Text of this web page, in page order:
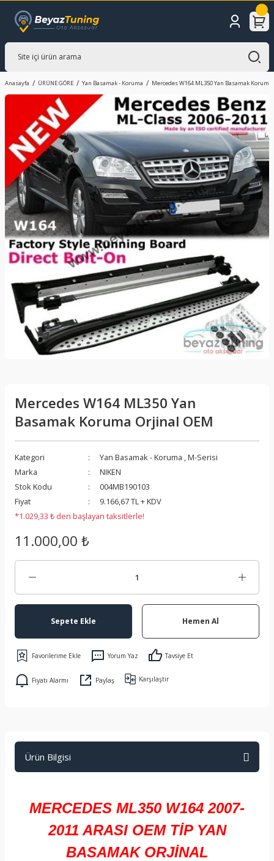
Anasayfa ÜRÜNE GÖRE Yan Basamak - Koruma Mercedes W164 ML350 Yan Basamak
Mercedes W164 ML350 Yan
Basamak Koruma Orjinal OEM
Kategori Yan Basamak - Koruma ,M-Serisi
Marka
NIKEN
Stok Kodu
004MB190103
Fiyat
9.166,67 TL + KDV
*1.029,33 ₺ den başlayan taksitlerle!
11.000,00 ₺
Sepete Ekle Hemen Al
Yorum Yaz Tavsiye Et
Fiyatı Alarmı Paylaş Karşılaştır
Ürün Bilgisi
MERCEDES ML350 W164 2007-
2011 ARASI OEM TİP YAN
BASAMAK ORJİNAL